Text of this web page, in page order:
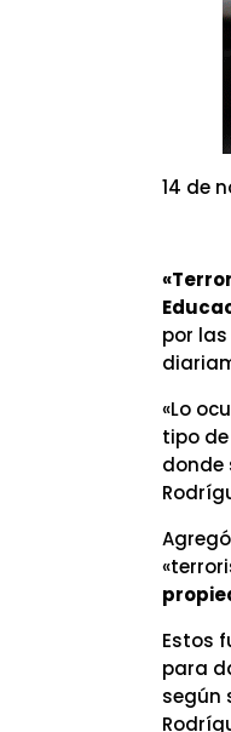
14 de
por las
«Lo
tipo
donde
Estos
para
según